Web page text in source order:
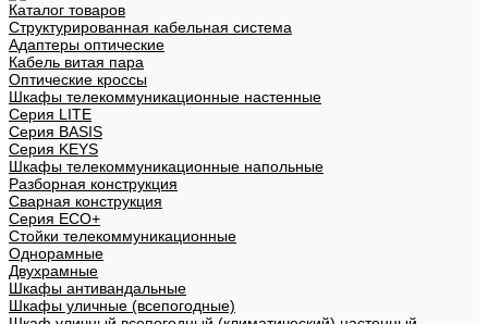
Каталог товаров
Структурированная кабельная система
Адаптеры оптические
Кабель витая пара
Оптические кроссы
Шкафы телекоммуникационные настенные
Cерия LITE
Cерия BASIS
Cерия KEYS
Шкафы телекоммуникационные напольные
Разборная конструкция
Сварная конструкция
Серия ECO+
Стойки телекоммуникационные
Однорамные
Двухрамные
Шкафы антивандальные
Шкафы уличные (всепогодные)